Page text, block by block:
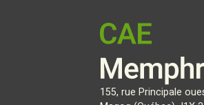
155, rue Principale